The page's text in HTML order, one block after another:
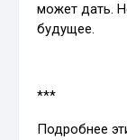
может дать.
будущее.
***
Подробнее